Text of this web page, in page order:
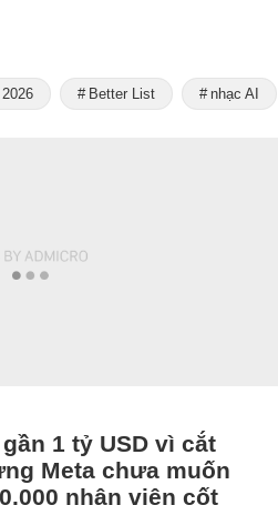
Better List nhạc AI
1 tỷ USD vì cắt
Meta chưa muốn
nhân viên cốt